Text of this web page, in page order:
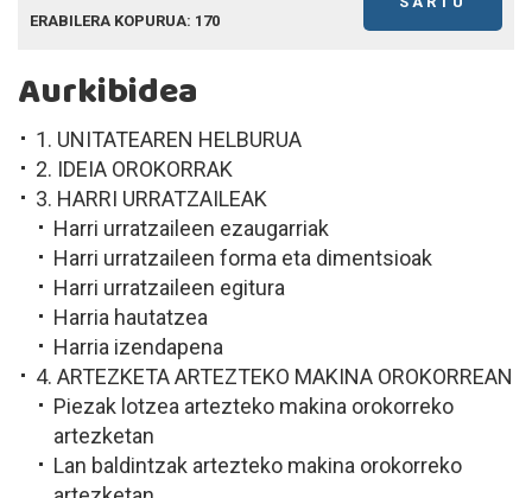
ERABILERA KOPURUA: 170
Aurkibidea
1. UNITATEAREN HELBURUA
2. IDEIA OROKORRAK
3. HARRI URRATZAILEAK
Harri urratzaileen ezaugarriak
Harri urratzaileen forma eta dimentsioak
Harri urratzaileen egitura
Harria hautatzea
Harria izendapena
4. ARTEZKETA ARTEZTEKO MAKINA OROKORREAN
Piezak lotzea artezteko makina orokorreko
artezketan
Lan baldintzak artezteko makina orokorreko